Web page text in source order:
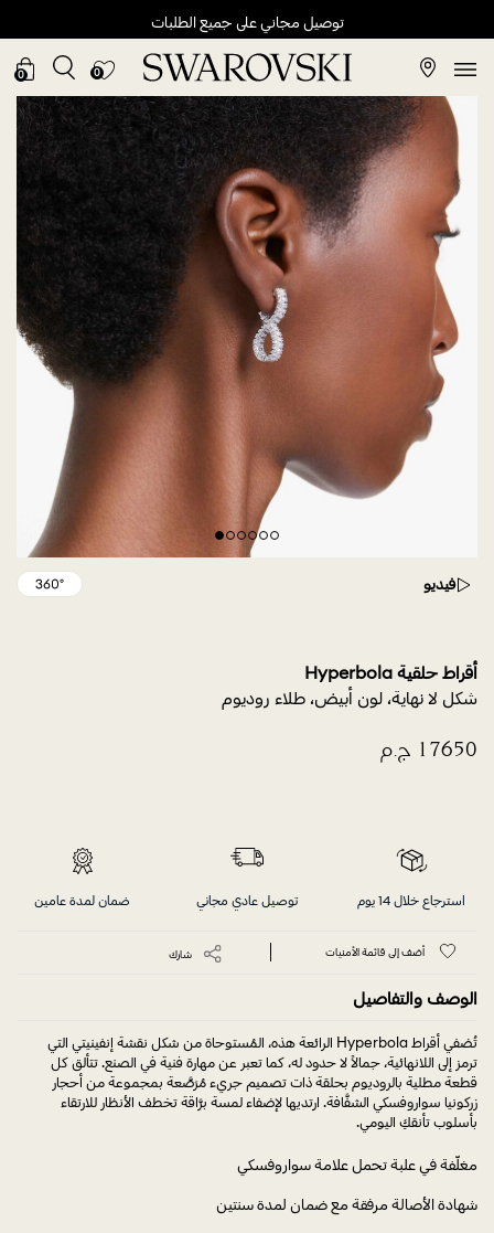
توصيل مجاني على جميع الطلبات
0
0
فيديو
أقراط حلقية Hyperbola
شكل لا نهاية، لون أبيض، طلاء روديوم
استرجاع خلال 14 يوم توصيل عادي مجاني ضمان لمدة عامين
أضف إلى قائمة الأمنيات شارك
الوصف والتفاصيل
تُضفي أقراط Hyperbola الرائعة هذه، المُستوحاة من شكل نقشة إنفينيتي التي
ترمز إلى اللانهائية، جمالاً لا حدود له، كما تعبر عن مهارة فنية في الصنع. تتألق كل
قطعة مطلية بالروديوم بحلقة ذات تصميم جريء مُرَصَّعة بمجموعة من أحجار
زركونيا سواروفسكي الشفَّافة. ارتديها لإضفاء لمسة برَّاقة تخطف الأنظار للارتقاء
بأسلوب تأنقكِ اليومي.
مغلّفة في علبة تحمل علامة سواروفسكي
شهادة الأصالة مرفقة مع ضمان لمدة سنتين